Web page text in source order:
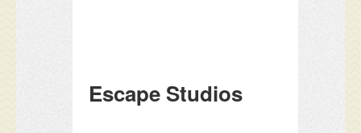
Escape Studios